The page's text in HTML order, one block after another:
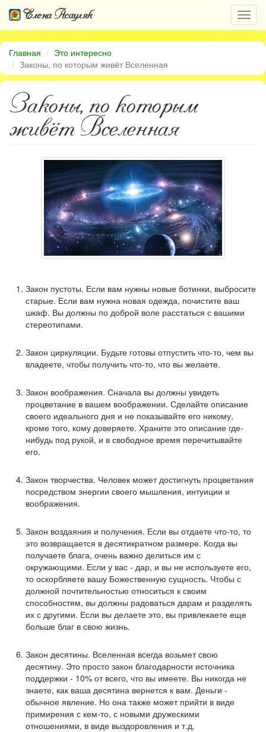
Елена Асауляк
Главная
Это интересно
Законы, по которым живёт Вселенная
Законы, по которым
живёт Вселенная
Закон пустоты. Если вам нужны новые ботинки, выбросите
старые. Если вам нужна новая одежда, почистите ваш
шкаф. Вы должны по доброй воле расстаться с вашими
стереотипами.
Закон циркуляции. Будьте готовы отпустить что-то, чем вы
владеете, чтобы получить что-то, что вы желаете.
Закон воображения. Сначала вы должны увидеть
процветание в вашем воображении. Сделайте описание
своего идеального дня и не показывайте его никому,
кроме того, кому доверяете. Храните это описание где-
нибудь под рукой, и в свободное время перечитывайте
его.
Закон творчества. Человек может достигнуть процветания
посредством энергии своего мышления, интуиции и
воображения.
Закон воздаяния и получения. Если вы отдаете что-то, то
это возвращается в десятикратном размере. Когда вы
получаете блага, очень важно делиться им с
окружающими. Если у вас - дар, и вы не используете его,
то оскорбляете вашу Божественную сущность. Чтобы с
должной почтительностью относиться к своим
способностям, вы должны радоваться дарам и разделять
их с другими. Если вы делаете это, вы привлекаете еще
больше благ в свою жизнь.
Закон десятины. Вселенная всегда возьмет свою
десятину. Это просто закон благодарности источника
поддержки - 10% от всего, что вы имеете. Вы никогда не
знаете, как ваша десятина вернется к вам. Деньги -
обычное явление. Но она также может прийти в виде
примирения с кем-то, с новыми дружескими
отношениями, в виде выздоровления и т.д.